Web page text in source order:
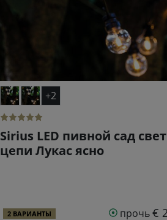
+2
Sirius LED пивной сад свет
цепи Лукас ясно
прочь€
2 ВАРИАНТЫ